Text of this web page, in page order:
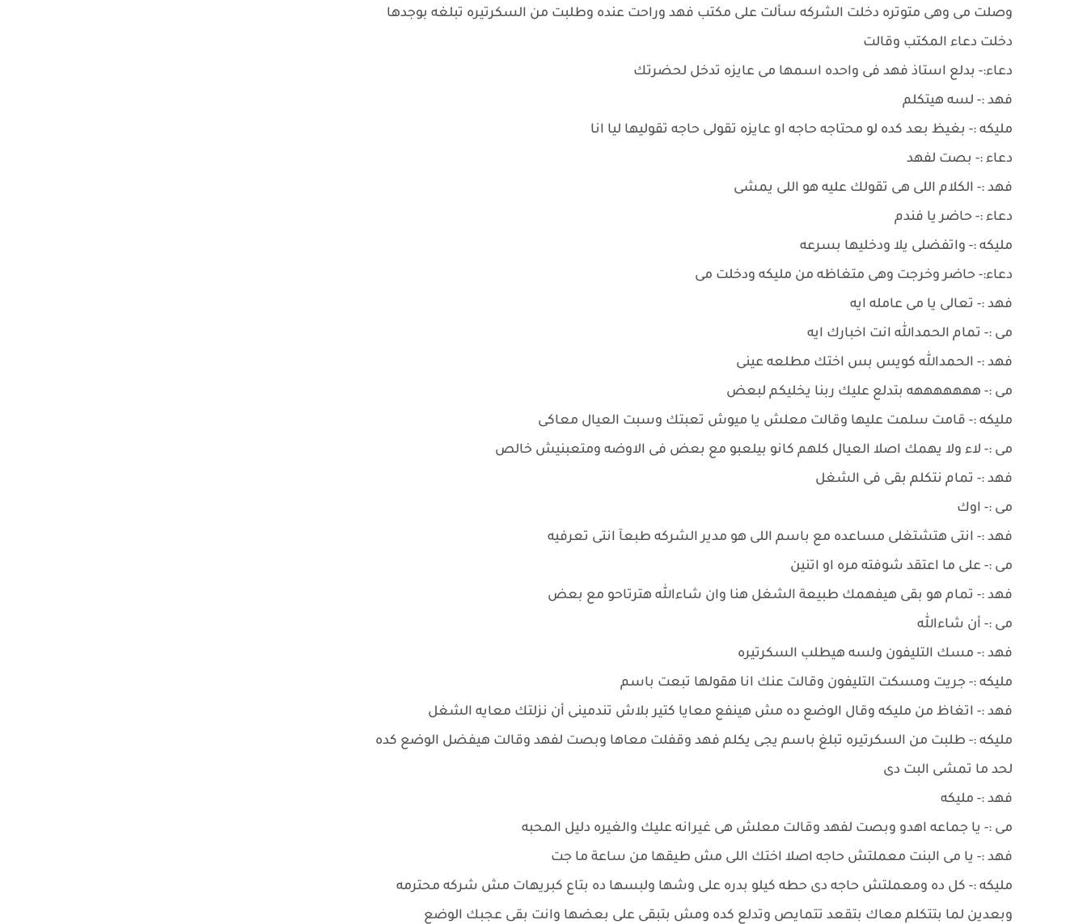
وصلت مى وهى متوتره دخلت الشركه سألت على مكتب فهد وراحت عنده وطلبت من السكرتيره تبلغه بوجدها
دخلت دعاء المكتب وقالت
دعاء:- بدلع استاذ فهد فى واحده اسمها مى عايزه تدخل لحضرتك
فهد :- لسه هيتكلم
مليكه :- بغيظ بعد كده لو محتاجه حاجه او عايزه تقولى حاجه تقوليها ليا انا
دعاء :- بصت لفهد
فهد :- الكلام اللى هى تقولك عليه هو اللى يمشى
دعاء :- حاضر يا فندم
مليكه :- واتفضلى يلا ودخليها بسرعه
دعاء:- حاضر وخرجت وهى متغاظه من مليكه ودخلت مى
فهد :- تعالى يا مى عامله ايه
مى :- تمام الحمدالله انت اخبارك ايه
فهد :- الحمدالله كويس بس اختك مطلعه عينى
مى :- هههههههه بتدلع عليك ربنا يخليكم لبعض
مليكه :- قامت سلمت عليها وقالت معلش يا ميوش تعبتك وسبت العيال معاكى
مى :- لاء ولا يهمك اصلا العيال كلهم كانو بيلعبو مع بعض فى الاوضه ومتعبنيش خالص
فهد :- تمام نتكلم بقى فى الشغل
مى :- اوك
فهد :- انتى هتشتغلى مساعده مع باسم اللى هو مدير الشركه طبعآ انتى تعرفيه
مى :- على ما اعتقد شوفته مره او اتنين
فهد :- تمام هو بقى هيفهمك طبيعة الشغل هنا وان شاءالله هترتاحو مع بعض
مى :- أن شاءالله
فهد :- مسك التليفون ولسه هيطلب السكرتيره
مليكه :- جريت ومسكت التليفون وقالت عنك انا هقولها تبعت باسم
فهد :- اتغاظ من مليكه وقال الوضع ده مش هينفع معايا كتير بلاش تندمينى أن نزلتك معايه الشغل
مليكه :- طلبت من السكرتيره تبلغ باسم يجى يكلم فهد وقفلت معاها وبصت لفهد وقالت هيفضل الوضع كده
لحد ما تمشى البت دى
فهد :- مليكه
مى :- يا جماعه اهدو وبصت لفهد وقالت معلش هى غيرانه عليك والغيره دليل المحبه
فهد :- يا مى البنت معملتش حاجه اصلا اختك اللى مش طيقها من ساعة ما جت
مليكه :- كل ده ومعملتش حاجه دى حطه كيلو بدره على وشها ولبسها ده بتاع كبريهات مش شركه محترمه
وبعدين لما بتتكلم معاك بتقعد تتمايص وتدلع كده ومش بتبقى على بعضها وانت بقى عجبك الوضع